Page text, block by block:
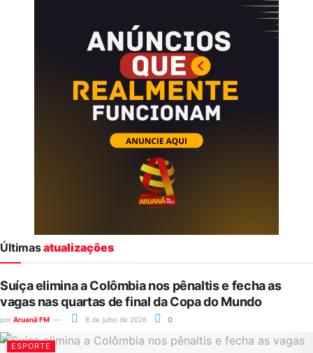
Últimasatualizações
Suíça elimina a Colômbia nos pênaltis e fecha as
vagas nas quartas de final da Copa do Mundo
por Aruanã FM 8 de julho de 2026 0
ESPORTE